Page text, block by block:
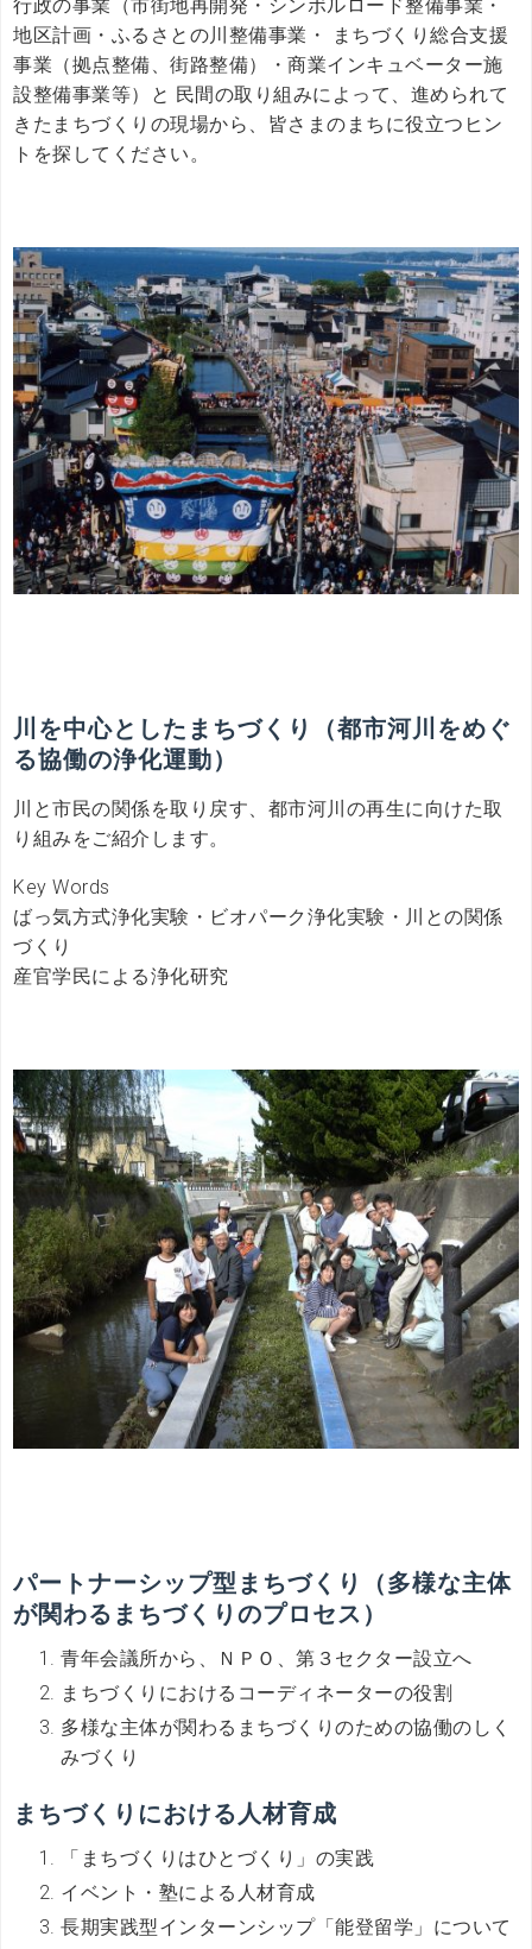
行政の事業（市街地再開発・シンボルロード整備事業・
地区計画・ふるさとの川整備事業・ まちづくり総合支援
事業（拠点整備、街路整備）・商業インキュベーター施
設整備事業等）と 民間の取り組みによって、進められて
きたまちづくりの現場から、皆さまのまちに役立つヒン
トを探してください。
川を中心としたまちづくり（都市河川をめぐ
る協働の浄化運動）
川と市民の関係を取り戻す、都市河川の再生に向けた取
り組みをご紹介します。
Key Words
ばっ気方式浄化実験・ビオパーク浄化実験・川との関係
づくり
産官学民による浄化研究
パートナーシップ型まちづくり（多様な主体
が関わるまちづくりのプロセス）
青年会議所から、ＮＰＯ、第３セクター設立へ
まちづくりにおけるコーディネーターの役割
多様な主体が関わるまちづくりのための協働のしく
みづくり
まちづくりにおける人材育成
「まちづくりはひとづくり」の実践
イベント・塾による人材育成
長期実践型インターンシップ「能登留学」について